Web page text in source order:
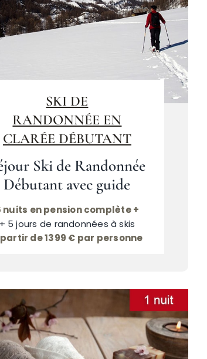
SKI DE
RANDONNÉE EN
CLARÉE DÉBUTANT
Ski de Randonnée
Débutant avec guide
nuits en pension complète +
+ 5 jours de randonnées à skis
de 1399 € par personne